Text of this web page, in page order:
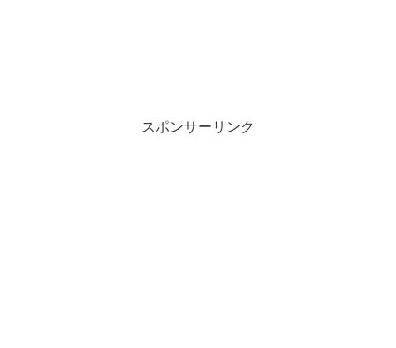
スポンサーリンク